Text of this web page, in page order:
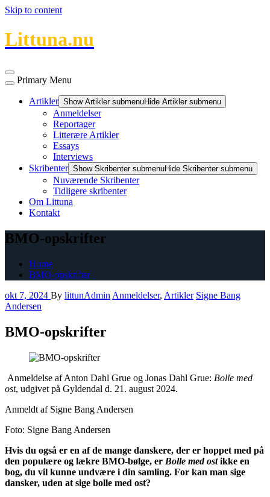
Skip to content
Littuna.nu
Primary Menu
Artikler Show Artikler submenuHide Artikler submenu
Anmeldelser
Reportager
Litterære Artikler
Essays
Interviews
Skribenter Show Skribenter submenuHide Skribenter submenu
Nuværende Skribenter
Tidligere skribenter
Om Littuna
Kontakt
BMO-opskrifter
Home
BMO-opskrifter
okt 7, 2024 By littunAdmin Anmeldelser, Artikler Signe Bang
Andersen
BMO-opskrifter
Anmeldelse af Anton Dahl Grue og Jonas Dahl Grue: Bolle med
ost, udgivet på Gyldendal d. 21. august 2024.
Anmeldt af Signe Bang Andersen
Foto: Signe Bang Andersen
Hvis du også er en af de mange danskere, der er hoppet med på
den populære og lækre BMO-bølge, er Bolle med ostikke en
bog, du vil kunne undvære i din samling. For kan man sige
dansker, uden at sige bolle med ost?